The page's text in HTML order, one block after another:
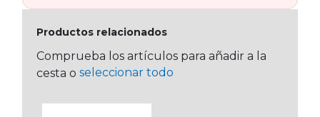
Productos relacionados
Comprueba los artículos para añadir a la
cesta o seleccionar todo